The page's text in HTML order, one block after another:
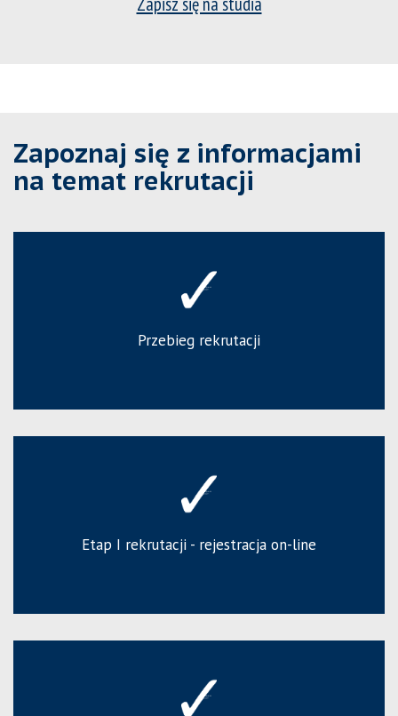
Zapoznaj się z informacjami
na temat rekrutacji
Przebieg rekrutacji
Etap I rekrutacji - rejestracja on-line